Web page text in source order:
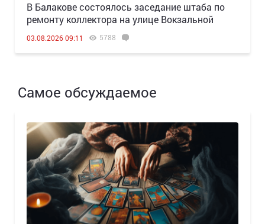
В Балакове состоялось заседание штаба по
ремонту коллектора на улице Вокзальной
03.08.2026 09:11 5788
Самое обсуждаемое